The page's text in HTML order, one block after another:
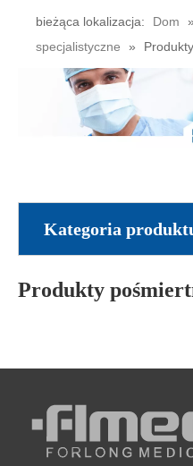
bieżąca lokalizacja: Dom »
specjalistyczne
»
Kategoria
Produkty